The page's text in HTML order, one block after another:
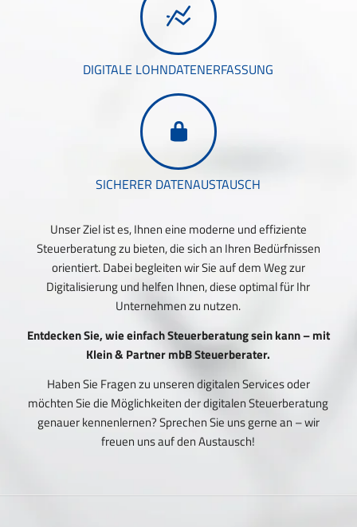
DIGITALE LOHNDATENERFASSUNG
SICHERER DATENAUSTAUSCH
Unser Ziel ist es, Ihnen eine moderne und effiziente
Steuerberatung zu bieten, die sich an Ihren Bedürfnissen
orientiert. Dabei begleiten wir Sie auf dem Weg zur
Digitalisierung und helfen Ihnen, diese optimal für Ihr
Unternehmen zu nutzen.
Entdecken Sie, wie einfach Steuerberatung sein kann – mit
Klein & Partner mbB Steuerberater.
Haben Sie Fragen zu unseren digitalen Services oder
möchten Sie die Möglichkeiten der digitalen Steuerberatung
genauer kennenlernen? Sprechen Sie uns gerne an – wir
freuen uns auf den Austausch!